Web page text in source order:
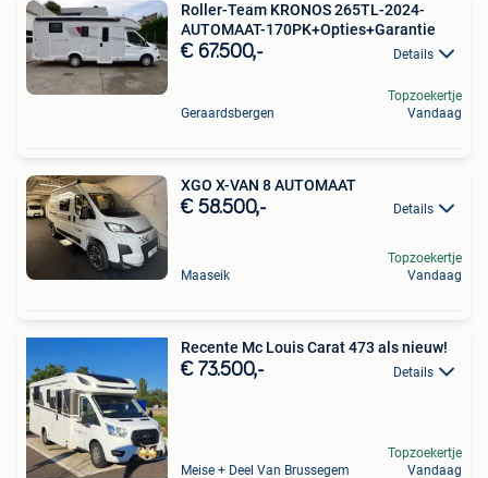
Roller-Team KRONOS 265TL-2024-
AUTOMAAT-170PK+Opties+Garantie
€ 67.500,- Details
Geraardsbergen
Topzoekertje
Vandaag
XGO X-VAN 8 AUTOMAAT
€ 58.500,- Details
Maaseik
Topzoekertje
Vandaag
Recente Mc Louis Carat 473 als nieuw!
€ 73.500,- Details
Meise + Deel Van Brussegem
Topzoekertje
Vandaag